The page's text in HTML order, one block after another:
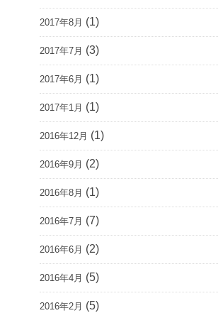
2017年8月 (1)
2017年7月 (3)
2017年6月 (1)
2017年1月 (1)
2016年12月 (1)
2016年9月 (2)
2016年8月 (1)
2016年7月 (7)
2016年6月 (2)
2016年4月 (5)
2016年2月 (5)